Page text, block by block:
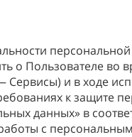
о Пользователе во
Сервисы) и в ходе
к защите
данных» в
с